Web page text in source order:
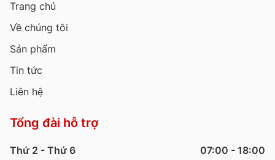
Trang chủ
Về chúng tôi
Sản phẩm
Tin tức
Liên hệ
Tổng đài hỗ trợ
Thứ 2 - Thứ 6 07:00 - 18:00